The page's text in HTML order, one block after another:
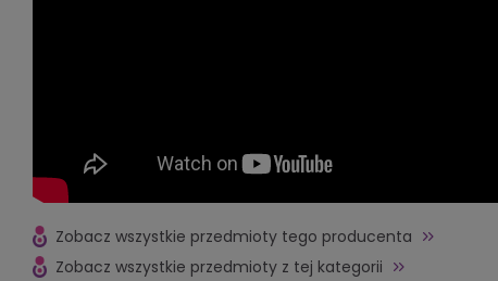
Zobacz wszystkie przedmioty tego producenta
Zobacz wszystkie przedmioty z tej kategorii